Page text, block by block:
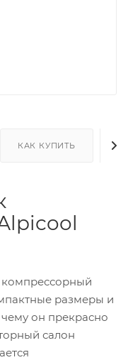
КАК КУПИТЬ
компрессорный
размеры и
он прекрасно
салон